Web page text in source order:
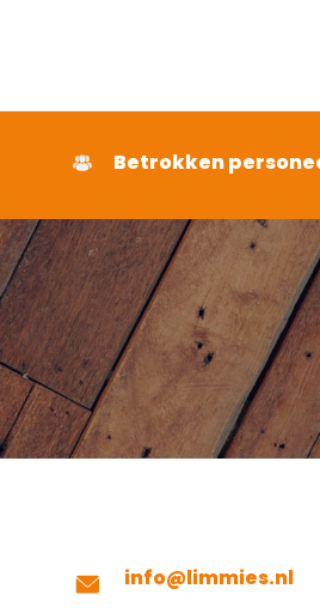
Betrokken
info@limmies.nl